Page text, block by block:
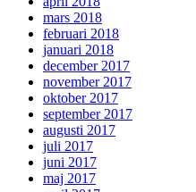
mars 2018
februari 2018
januari 2018
december 2017
november 2017
oktober 2017
september 2017
augusti 2017
juli 2017
juni 2017
maj 2017